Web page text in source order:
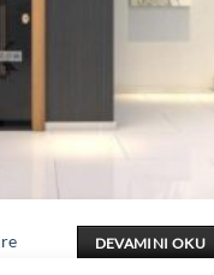
DEVAMINI OKU